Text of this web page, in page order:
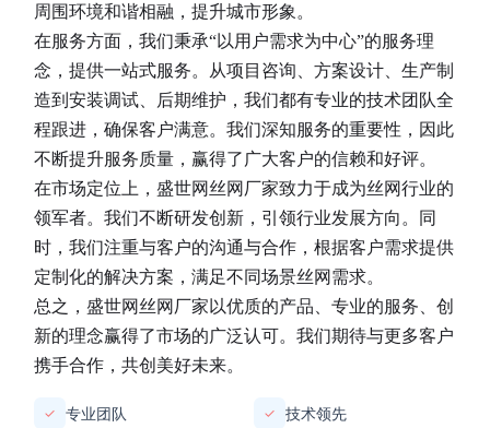
周围环境和谐相融，提升城市形象。
在服务方面，我们秉承“以用户需求为中心”的服务理
念，提供一站式服务。从项目咨询、方案设计、生产制
造到安装调试、后期维护，我们都有专业的技术团队全
程跟进，确保客户满意。我们深知服务的重要性，因此
不断提升服务质量，赢得了广大客户的信赖和好评。
在市场定位上， 盛世网丝网厂家致力于成为丝网行业的
领军者。我们不断研发创新，引领行业发展方向。同
时，我们注重与客户的沟通与合作，根据客户需求提供
定制化的解决方案，满足不同场景丝网需求。
总之， 盛世网丝网厂家以优质的产品、专业的服务、创
新的理念赢得了市场的广泛认可。我们期待与更多客户
携手合作，共创美好未来。
✓ 专业团队 ✓ 技术领先